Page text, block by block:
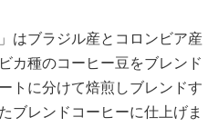
はブラジル産とコロンビア産
カ種のコーヒー豆をブレンド
トに分けて焙煎しブレンドす
ブレンドコーヒーに仕上げま